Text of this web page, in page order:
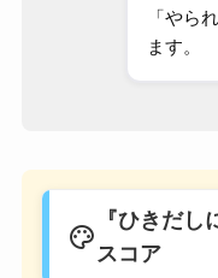
「やら
ます。
palette
『ひきだ
スコア